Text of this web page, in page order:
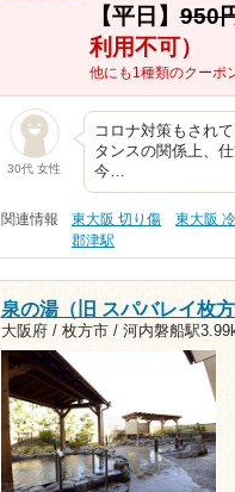
【平日】950
利用不可）
他にも1種類のクーポ
30代 女性
コロナ対策もされ
タンスの関係上、
今…
関連情報 東大阪 切り傷 東大阪
郡津駅
泉の湯（旧 スパバレイ枚方
大阪府 / 枚方市 / 河内磐船駅